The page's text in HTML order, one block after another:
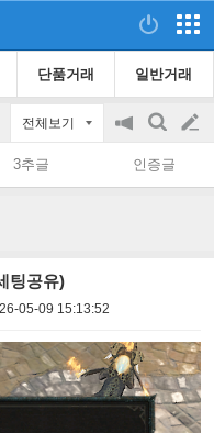
단품거래 일반거래
전체보기
공
on/off
검
색
글
쓰
3추글 인증글
팅공유)
05-09 15:13:52